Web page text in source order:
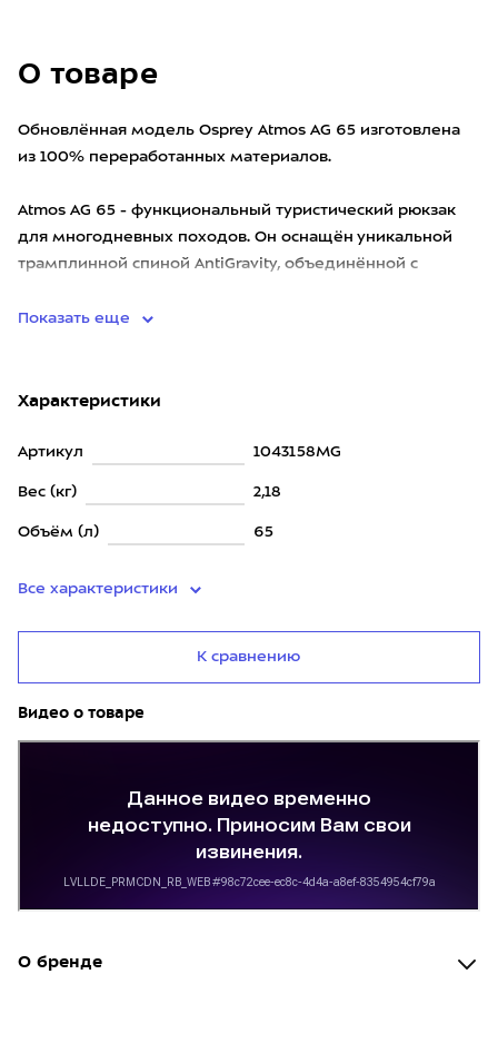
О товаре
Обновлённая модель Osprey Atmos AG 65 изготовлена
из 100% переработанных материалов.
Atmos AG 65 - функциональный туристический рюкзак
для многодневных походов. Он оснащён уникальной
трамплинной спиной AntiGravity, объединённой с
Показать еще
Характеристики
Артикул 1043158MG
Вес (кг) 2,18
Объём (л) 65
Все характеристики
К сравнению
Видео о товаре
О бренде